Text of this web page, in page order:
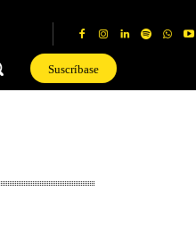
Suscríbase